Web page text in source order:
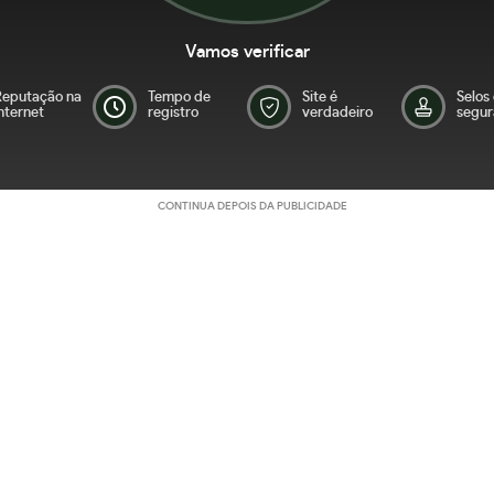
Vamos verificar
na
Tempo de
registro
Site é
verdadeiro
Selos
CONTINUA DEPOIS DA PUBLICIDADE